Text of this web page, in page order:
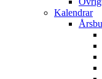
Kalendrar